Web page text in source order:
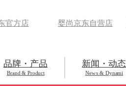
婴尚京东自营店
官方店
品牌・产品
Brand & Product
新闻・动态
News & Dynami